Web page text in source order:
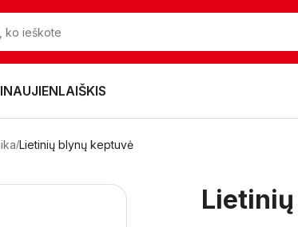
NAUJIENLAIŠKIS
Lietinių blynų keptuvė